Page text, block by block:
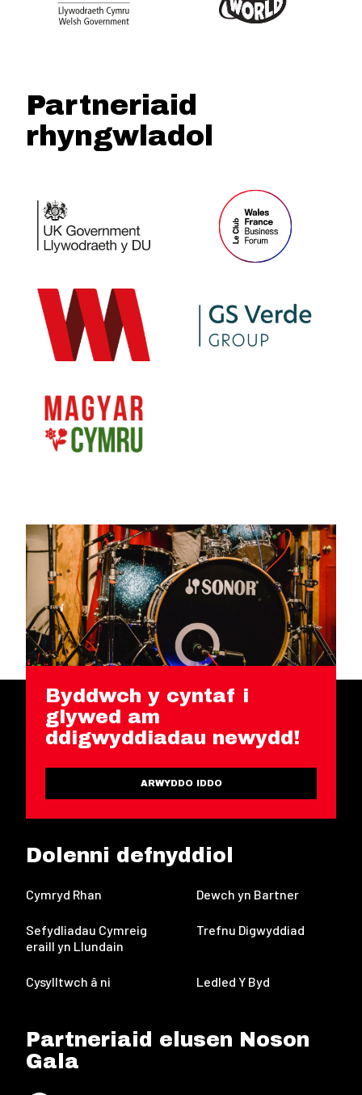
Partneriaid
rhyngwladol
Byddwch y cyntaf i
glywed am
ddigwyddiadau newydd!
ARWYDDO IDDO
Dolenni defnyddiol
Cymryd Rhan Dewch yn Bartner
Sefydliadau Cymreig
eraill yn Llundain
Trefnu Digwyddiad
Cysylltwch â ni Ledled Y Byd
Partneriaid elusen Noson
Gala